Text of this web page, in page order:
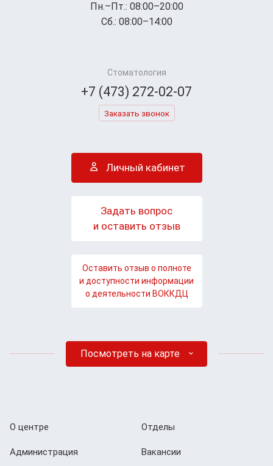
Пн.–Пт.: 08:00–20:00
Сб.: 08:00–14:00
Стоматология
+7 (473) 272-02-07
Заказать звонок
Личный кабинет
Задать вопрос
и оставить отзыв
Оставить отзыв о полноте
и доступности информации
о деятельности ВОККДЦ
Посмотреть на карте
О центре
Администрация
Отделы
Вакансии